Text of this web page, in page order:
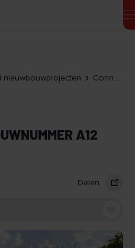
nieuwbouwprojecten Connect Uden
A12
Delen